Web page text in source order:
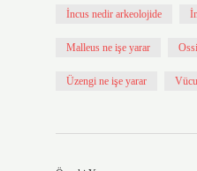
İncus nedir arkeolojide
Malleus ne işe yarar
Üzengi ne işe yarar